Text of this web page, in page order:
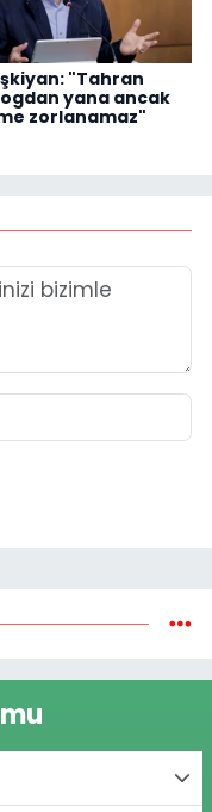
"Tahran
yana ancak
zorlanamaz"